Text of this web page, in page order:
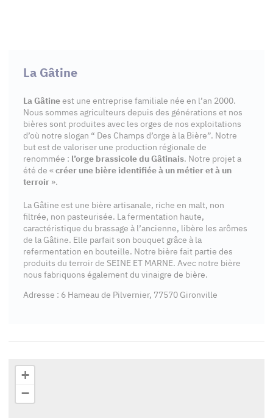
La Gâtine
La Gâtineest une entreprise familiale née en l’an 2000.
Nous sommes agriculteurs depuis des générations et nos
bières sont produites avec les orges de nos exploitations
d’où notre slogan “ Des Champs d’orge à la Bière”. Notre
but est de valoriser une production régionale de
renommée : l’orge brassicole du Gâtinais. Notre projet a
été de «créer une bière identifiée à un métier et à un
terroir ».
La Gâtine est une bière artisanale, riche en malt, non
filtrée, non pasteurisée. La fermentation haute,
caractéristique du brassage à l’ancienne, libère les arômes
de la Gâtine. Elle parfait son bouquet grâce à la
refermentation en bouteille. Notre bière fait partie des
produits du terroir de SEINE ET MARNE. Avec notre bière
nous fabriquons également du vinaigre de bière.
Adresse : 6 Hameau de Pilvernier, 77570 Gironville
+
−